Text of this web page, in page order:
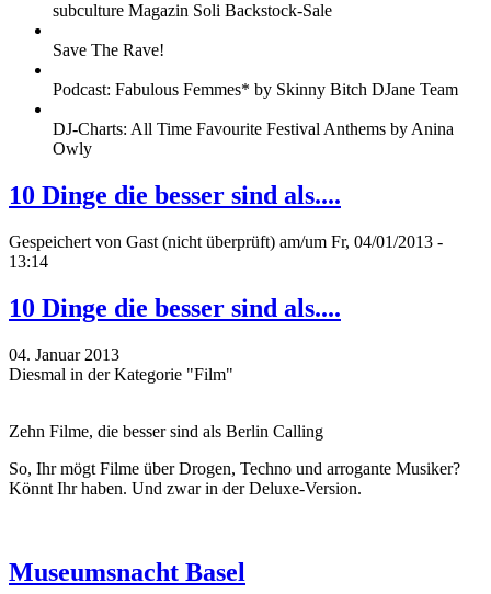
subculture Magazin Soli Backstock-Sale
Save The Rave!
Podcast: Fabulous Femmes* by Skinny Bitch DJane Team
DJ-Charts: All Time Favourite Festival Anthems by Anina
Owly
10 Dinge die besser sind als....
Gespeichert von Gast (nicht überprüft) am/um Fr, 04/01/2013 -
13:14
10 Dinge die besser sind als....
04. Januar 2013
Diesmal in der Kategorie "Film"
Zehn Filme, die besser sind als Berlin Calling
So, Ihr mögt Filme über Drogen, Techno und arrogante Musiker?
Könnt Ihr haben. Und zwar in der Deluxe-Version.
Museumsnacht Basel